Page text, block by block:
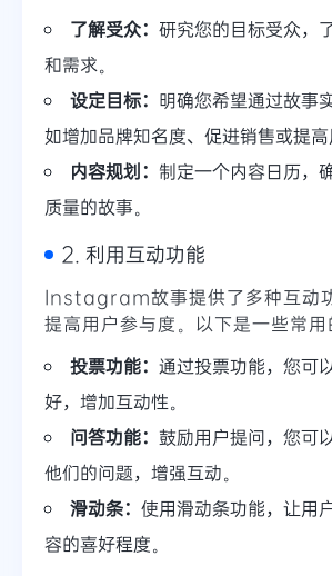
了解受众： 研究您的目标受众，
和需求。
设定目标： 明确您希望通过故事
如增加品牌知名度、促进销售或提高
内容规划： 制定一个内容日历，
质量的故事。
2. 利用互动功能
Instagram故事提供了多种互动
提高用户参与度。以下是一些常用
投票功能： 通过投票功能，您可
好，增加互动性。
问答功能： 鼓励用户提问，您可
他们的问题，增强互动。
滑动条： 使用滑动条功能，让用
容的喜好程度。